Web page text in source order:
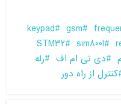
gsm
keypad
sim800l
STM32
دی تی ام اف
رله
کنترل از راه دور